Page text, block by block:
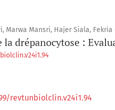
Marwa Mansri, Hajer Siala,
la drépanocytose :
revtunbiolclin.v24i1.94